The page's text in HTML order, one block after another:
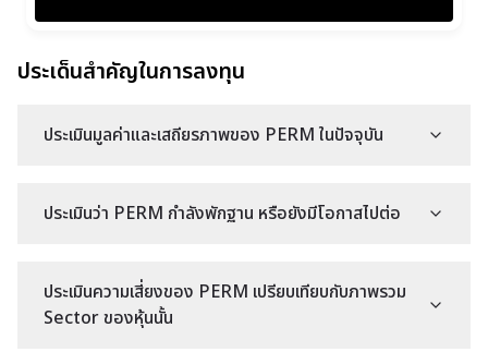
ประเด็นสำคัญในการลงทุน
ประเมินมูลค่าและเสถียรภาพของ PERM ในปัจจุบัน
ประเมินว่า PERM กำลังพักฐาน หรือยังมีโอกาสไปต่อ
ประเมินความเสี่ยงของ PERM เปรียบเทียบกับภาพรวม
Sector ของหุ้นนั้น